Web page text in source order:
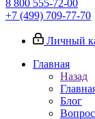
8 800 555-72-00
+7 (499) 709-77-70
Личный
Главная
Назад
Блог